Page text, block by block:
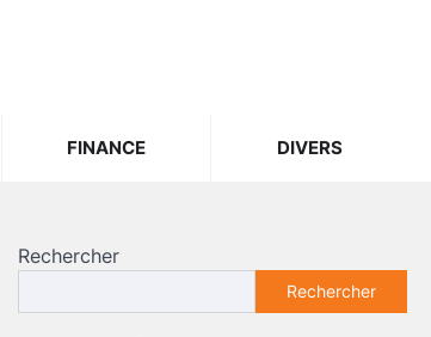
FINANCE DIVERS
Rechercher
Rechercher